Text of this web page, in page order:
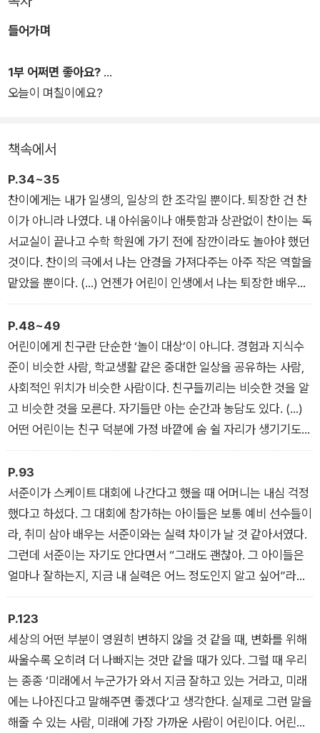
『어린이라는 세계』를 통해 어린이를 새롭게 발견하고 인식하게
까?’라는 물음을 던지게 된다. 이 물음 앞에서 작가는 ‘어떤’의 자
리를 채우기보다는 어린이가 어른을 보고 있음을, 보면서 배우고
떠올리지만, 어린이 역시 어른을 보고 있다는 것이다. 어른을 보
면서 세상이 어떤 곳인지 배우고, 어떻게 살아야 하는지 궁리하며
하루하루 성장해가는 것이 어린이가 하는 일이다. 이 과정을 기억
하고 짐작할 수 있는 어른이라면, ‘어떤 어른’이어도 좋다고 작가
는 말하고 있다. 어린이에게는 다양한 어른이 필요하기 때문이다.
『어떤 어른』에는 작가의 일터인 독서교실을 비롯해 세탁소, 동네
식당, 산책로 같은 일상의 공간과 학교, 도서관, 박물관 등 공공장
소에서 어린이와 어른이 서로 바라보고 대화하고 스쳐 지나가는
다양한 순간들이 등장한다. 법과 제도, 역사와 문화의 얼굴을 한
어른과 그 울타리 안에서 내일의 어른으로 성장해가는 어린이의
모습도 볼 수 있다. 어린이 가까이에서 쓴 이 생동감 넘치는 일화
들을 통해 독자는 어린이의 시선이 닿는 자리에 있어야 할 어른의
모습을 그려볼 수 있다. 어린이가 미래를 살아갈 사람이라면, 어
른은 그 미래를 상상할 수 있는 밑그림을 보여주는 사람이다. 우
리가 ‘어떤 어른’이 되기로 하느냐에 따라 우리의 미래는 달라질
것이다.
들어가며
1부 어쩌면 좋아요?
오늘이 며칠이에요?
책속에서
P.34~35
찬이에게는 내가 일생의, 일상의 한 조각일 뿐이다. 퇴장한 건 찬
이가 아니라 나였다. 내 아쉬움이나 애틋함과 상관없이 찬이는 독
서교실이 끝나고 수학 학원에 가기 전에 잠깐이라도 놀아야 했던
것이다. 찬이의 극에서 나는 안경을 가져다주는 아주 작은 역할을
맡았을 뿐이다. (…) 언젠가 어린이 인생에서 나는 퇴장한 배우가
될 것이다. 언제 등장해서 무슨 역할을 했는지 기억하기 어려운
작은 역할을 받은 건지도 모른다. 그래도 나는 최선을 다해 ‘독서
교실 선생님’ 역할을 할 생각이다. 그 야심으로 오늘도 수업을 준
비한다. 나는 눈을 감고 숨을 크게 들이쉰다.
P.48~49
어린이에게 친구란 단순한 ‘놀이 대상’이 아니다. 경험과 지식수
준이 비슷한 사람, 학교생활 같은 중대한 일상을 공유하는 사람,
사회적인 위치가 비슷한 사람이다. 친구들끼리는 비슷한 것을 알
고 비슷한 것을 모른다. 자기들만 아는 순간과 농담도 있다. (…)
어떤 어린이는 친구 덕분에 가정 바깥에 숨 쉴 자리가 생기기도
한다. 어린이에게 가정은 거의 절대적인 조건이지만 모든 어린이
에게 가정이 이상적인 환경일 리 없다. 어린이는 친구와 어울리면
서 잠시 가족의 사정을 잊을 수도 있고 위로를 얻거나 희망을 가
질 수도 있다. 이 어려운 시기에 집 안의 무거운 공기를 감지하고
있는 어린이라면 친구가 얼마나 필요할 것인가. 어린이에게 친구
는 삶을 구성하는 실질적인 요소다.
P.93
서준이가 스케이트 대회에 나간다고 했을 때 어머니는 내심 걱정
했다고 하셨다. 그 대회에 참가하는 아이들은 보통 예비 선수들이
라, 취미 삼아 배우는 서준이와는 실력 차이가 날 것 같아서였다.
그런데 서준이는 자기도 안다면서 “그래도 괜찮아. 그 아이들은
얼마나 잘하는지, 지금 내 실력은 어느 정도인지 알고 싶어”라고
했단다. 나는 그 작은 심장에 얼마나 큰 용기가 들어 있는 걸까 싶
었다. 어린이도 어른처럼, 삶을 진지하게 여긴다.
P.123
세상의 어떤 부분이 영원히 변하지 않을 것 같을 때, 변화를 위해
싸울수록 오히려 더 나빠지는 것만 같을 때가 있다. 그럴 때 우리
는 종종 ‘미래에서 누군가가 와서 지금 잘하고 있는 거라고, 미래
에는 나아진다고 말해주면 좋겠다’고 생각한다. 실제로 그런 말을
해줄 수 있는 사람, 미래에 가장 가까운 사람이 어린이다. 어린이